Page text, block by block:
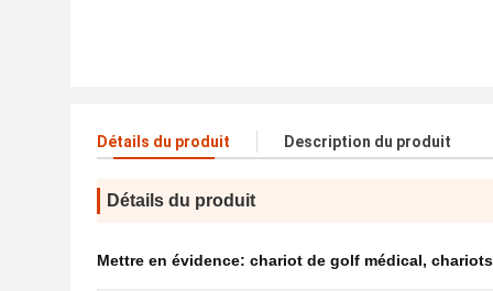
Détails du produit Description du produit
Détails du produit
Mettre en évidence: chariot de golf médical,